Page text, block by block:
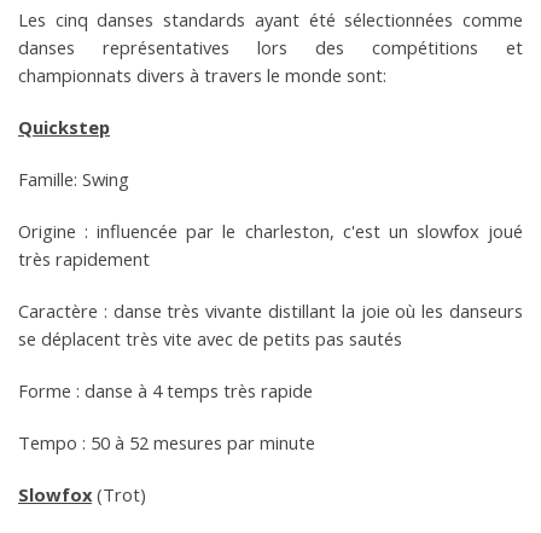
Les cinq danses standards ayant été sélectionnées comme
danses représentatives lors des compétitions et
championnats divers à travers le monde sont:
Quickstep
Famille: Swing
Origine : influencée par le charleston, c'est un slowfox joué
très rapidement
Caractère : danse très vivante distillant la joie où les danseurs
se déplacent très vite avec de petits pas sautés
Forme : danse à 4 temps très rapide
Tempo : 50 à 52 mesures par minute
Slowfox(Trot)